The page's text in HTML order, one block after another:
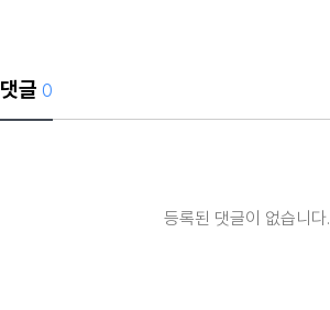
댓글 0
등록된 댓글이 없습니다.